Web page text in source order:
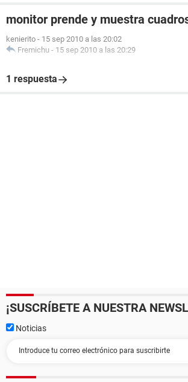
monitor prende y muestra
kenierito - 15 sep 2010 a las 20:02
Fremichu - 15 sep 2010 a las 20:29
1 respuesta
¡SUSCRÍBETE A NUESTRA
Noticias